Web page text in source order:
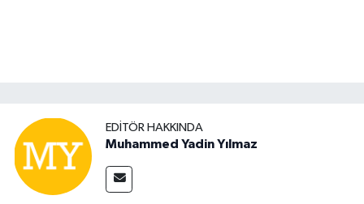
EDITÖR HAKKINDA
Muhammed Yadin Yılmaz